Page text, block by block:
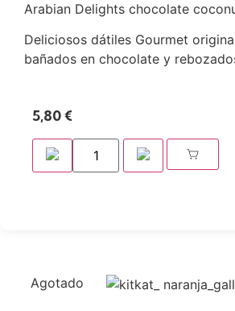
Arabian Delights chocolate
Deliciosos dátiles Gourmet
bañados en chocolate y
5,80€
Agotado